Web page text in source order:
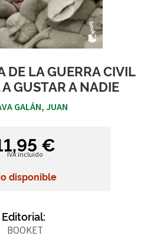
DE LA GUERRA CIVIL
GUSTAR A NADIE
GALÁN, JUAN
€
IVA incluido
disponible
Editorial:
BOOKET